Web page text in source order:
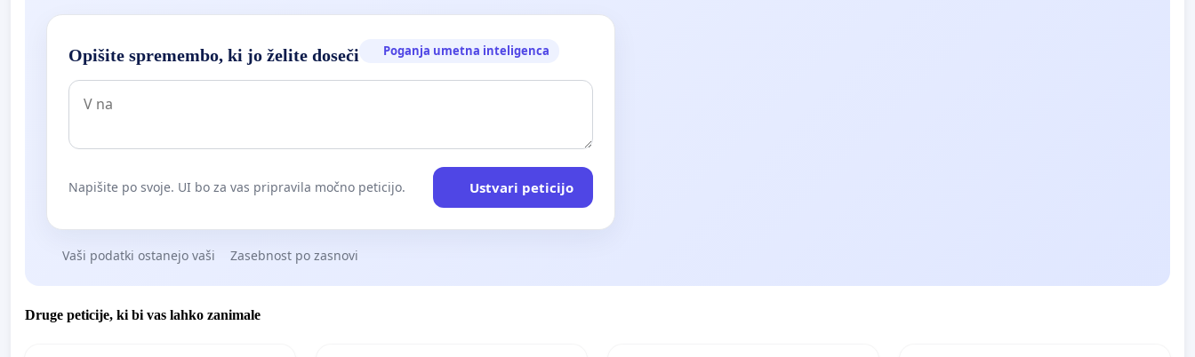
Opišite spremembo, ki jo želite doseči Poganja umetna inteligenca
Napišite po svoje. UI bo za vas pripravila močno peticijo. Ustvari peticijo
Vaši podatki ostanejo vaši Zasebnost po zasnovi
Druge peticije, ki bi vas lahko zanimale